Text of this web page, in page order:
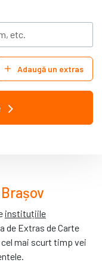
Adaugă un extras
instituțiile
de Extras de Carte
mai scurt timp vei